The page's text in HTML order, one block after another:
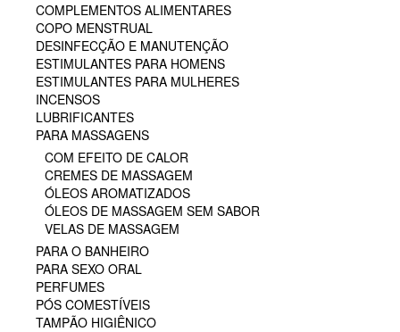
COMPLEMENTOS ALIMENTARES
COPO MENSTRUAL
DESINFECÇÃO E MANUTENÇÃO
ESTIMULANTES PARA HOMENS
ESTIMULANTES PARA MULHERES
INCENSOS
LUBRIFICANTES
PARA MASSAGENS
COM EFEITO DE CALOR
CREMES DE MASSAGEM
ÓLEOS AROMATIZADOS
ÓLEOS DE MASSAGEM SEM SABOR
VELAS DE MASSAGEM
PARA O BANHEIRO
PARA SEXO ORAL
PERFUMES
PÓS COMESTÍVEIS
TAMPÃO HIGIÊNICO